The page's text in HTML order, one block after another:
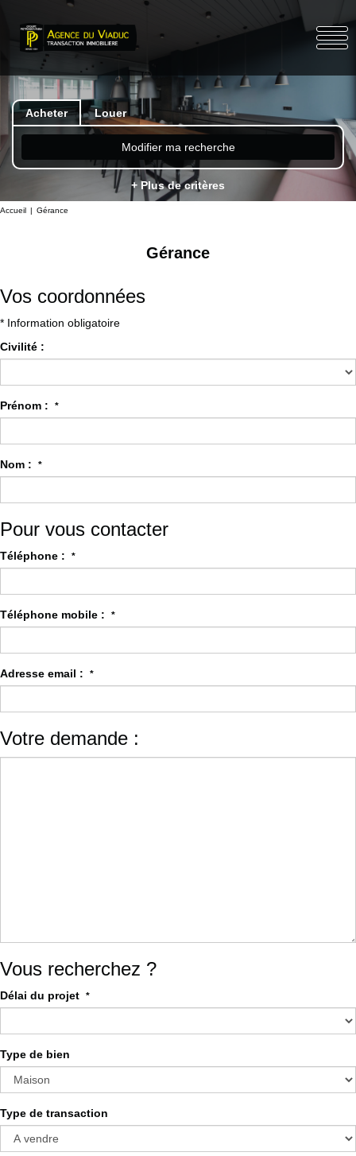
Acheter Louer
Modifier ma recherche
+ Plus de critères
Accueil Gérance
Gérance
Vos coordonnées
* Information obligatoire
Civilité :
Prénom : *
Nom : *
Pour vous contacter
Téléphone : *
Téléphone mobile : *
Adresse email : *
Votre demande :
Vous recherchez ?
Délai du projet *
Type de bien
Type de transaction